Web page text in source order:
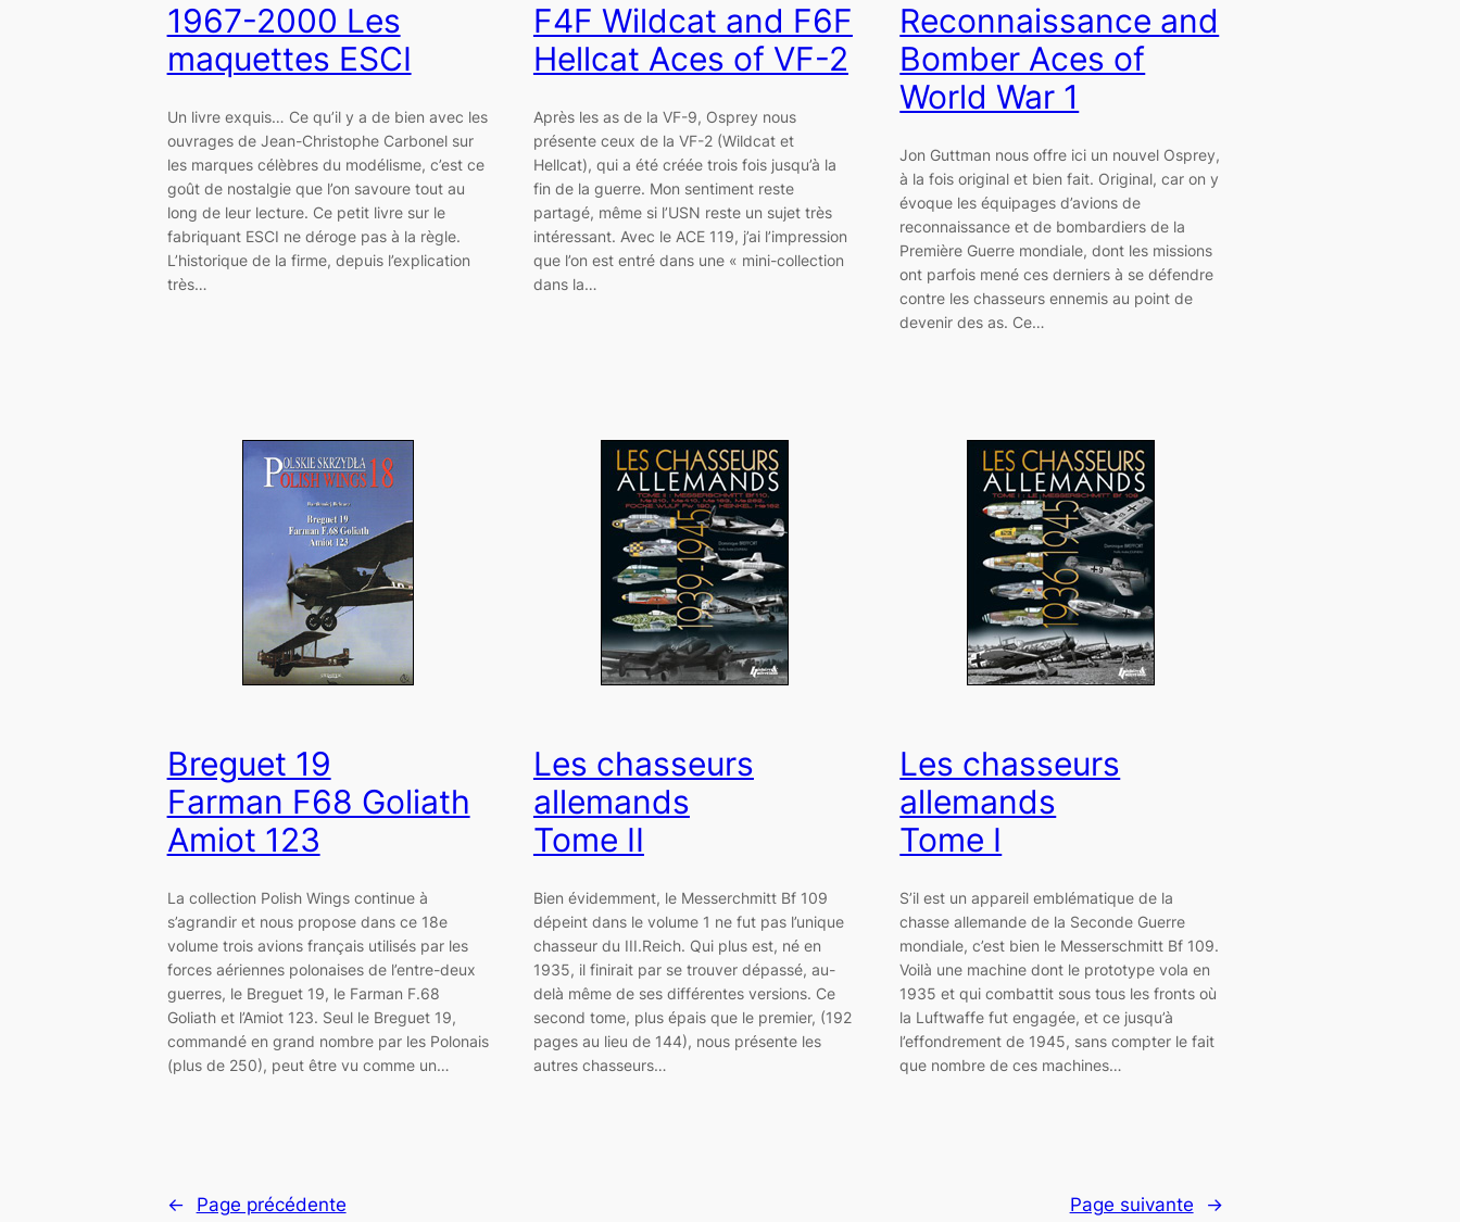
1967-2000 Les
maquettes ESCI
Un livre exquis… Ce qu’il y a de bien avec les
ouvrages de Jean-Christophe Carbonel sur
les marques célèbres du modélisme, c’est ce
goût de nostalgie que l’on savoure tout au
long de leur lecture. Ce petit livre sur le
fabriquant ESCI ne déroge pas à la règle.
L’historique de la firme, depuis l’explication
très…
F4F Wildcat and F6F
Hellcat Aces of VF-2
Après les as de la VF-9, Osprey nous
présente ceux de la VF-2 (Wildcat et
Hellcat), qui a été créée trois fois jusqu’à la
fin de la guerre. Mon sentiment reste
partagé, même si l’USN reste un sujet très
intéressant. Avec le ACE 119, j’ai l’impression
que l’on est entré dans une « mini-collection
dans la…
Reconnaissance and
Bomber Aces of
World War 1
Jon Guttman nous offre ici un nouvel Osprey,
à la fois original et bien fait. Original, car on y
évoque les équipages d’avions de
reconnaissance et de bombardiers de la
Première Guerre mondiale, dont les missions
ont parfois mené ces derniers à se défendre
contre les chasseurs ennemis au point de
devenir des as. Ce…
Breguet 19
Farman F68 Goliath
Amiot 123
La collection Polish Wings continue à
s’agrandir et nous propose dans ce 18e
volume trois avions français utilisés par les
forces aériennes polonaises de l’entre-deux
guerres, le Breguet 19, le Farman F.68
Goliath et l’Amiot 123. Seul le Breguet 19,
commandé en grand nombre par les Polonais
(plus de 250), peut être vu comme un…
Les chasseurs
allemands
Tome II
Bien évidemment, le Messerchmitt Bf 109
dépeint dans le volume 1 ne fut pas l’unique
chasseur du III.Reich. Qui plus est, né en
1935, il finirait par se trouver dépassé, au-
delà même de ses différentes versions. Ce
second tome, plus épais que le premier, (192
pages au lieu de 144), nous présente les
autres chasseurs…
Les chasseurs
allemands
Tome I
S’il est un appareil emblématique de la
chasse allemande de la Seconde Guerre
mondiale, c’est bien le Messerschmitt Bf 109.
Voilà une machine dont le prototype vola en
1935 et qui combattit sous tous les fronts où
la Luftwaffe fut engagée, et ce jusqu’à
l’effondrement de 1945, sans compter le fait
que nombre de ces machines…
← Page précédente Page suivante →